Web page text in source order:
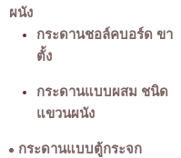
ผนัง
กระดานชอล์คบอร์ด ขา
ตั้ง
กระดานแบบผสม ชนิด
แขวนผนัง
กระดานแบบตู้กระจก